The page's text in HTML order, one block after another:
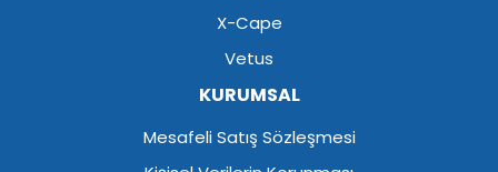
X-Cape
Vetus
KURUMSAL
Mesafeli Satış Sözleşmesi